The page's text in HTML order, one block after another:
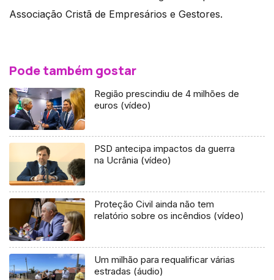
Associação Cristã de Empresários e Gestores.
Pode também gostar
Região prescindiu de 4 milhões de
euros (vídeo)
PSD antecipa impactos da guerra
na Ucrânia (vídeo)
Proteção Civil ainda não tem
relatório sobre os incêndios (vídeo)
Um milhão para requalificar várias
estradas (áudio)